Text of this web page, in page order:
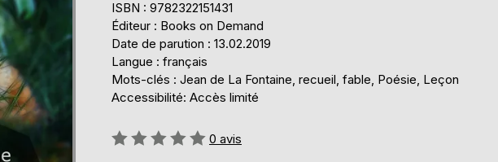
ISBN : 9782322151431
Éditeur : Books on Demand
Date de parution : 13.02.2019
Langue : français
Mots-clés : Jean de La Fontaine, recueil, fable, Poésie, Leçon
Accessibilité: Accès limité
Évaluation:
0 avis